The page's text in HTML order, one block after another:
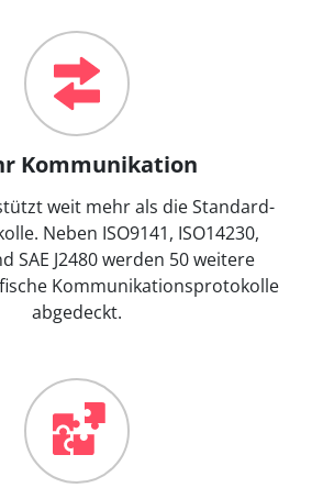
Kommunikation
weit mehr als die Standard-
Neben ISO9141, ISO14230,
SAE J2480 werden 50 weitere
Kommunikationsprotokolle
abgedeckt.